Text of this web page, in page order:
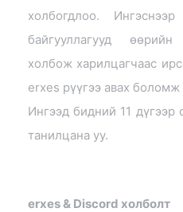
холбогдлоо.
байгууллагууд
холбож харилцагчаас
erxes рүүгээ авах боломж
Ингээд бидний 11 дүгээр
танилцана уу.
erxes & Discord холболт